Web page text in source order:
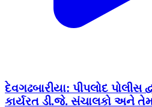
દેવગઢબારીયા: પીપલોદ પોલીસ
કાર્યરત ડી.જે. સંચાલકો અને